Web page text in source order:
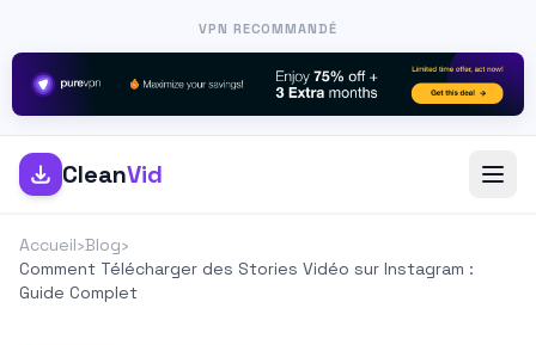
VPN RECOMMANDÉ
CleanVid
Accueil›Blog›
Comment Télécharger des Stories Vidéo sur Instagram :
Guide Complet